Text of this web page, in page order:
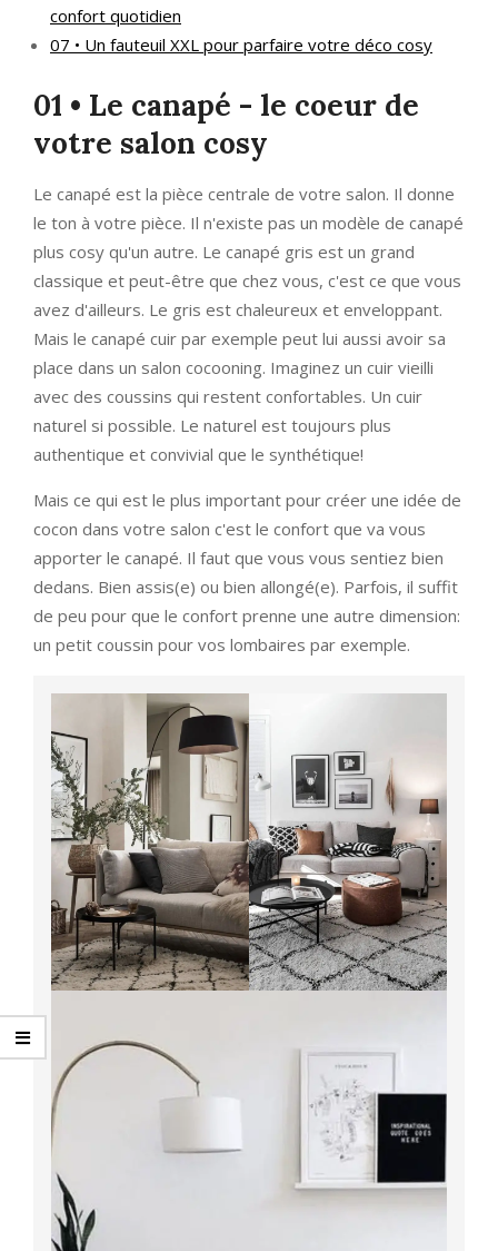
confort quotidien
07 • Un fauteuil XXL pour parfaire votre déco cosy
01 • Le canapé - le coeur de
votre salon cosy
Le canapé est la pièce centrale de votre salon. Il donne
le ton à votre pièce. Il n'existe pas un modèle de canapé
plus cosy qu'un autre. Le canapé gris est un grand
classique et peut-être que chez vous, c'est ce que vous
avez d'ailleurs. Le gris est chaleureux et enveloppant.
Mais le canapé cuir par exemple peut lui aussi avoir sa
place dans un salon cocooning. Imaginez un cuir vieilli
avec des coussins qui restent confortables. Un cuir
naturel si possible. Le naturel est toujours plus
authentique et convivial que le synthétique!
Mais ce qui est le plus important pour créer une idée de
cocon dans votre salon c'est le confort que va vous
apporter le canapé. Il faut que vous vous sentiez bien
dedans. Bien assis(e) ou bien allongé(e). Parfois, il suffit
de peu pour que le confort prenne une autre dimension:
un petit coussin pour vos lombaires par exemple.